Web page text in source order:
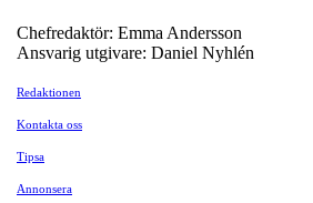
Chefredaktör: Emma Andersson
Ansvarig utgivare: Daniel Nyhlén
Redaktionen
Kontakta oss
Tipsa
Annonsera